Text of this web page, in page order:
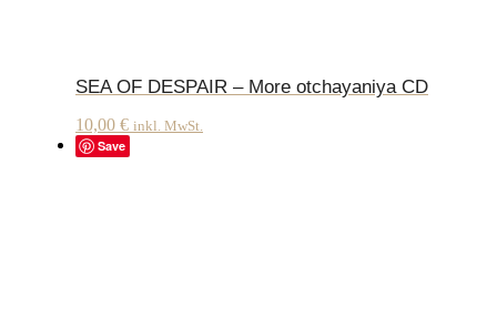
SEA OF DESPAIR – More otchayaniya CD
10,00 € inkl. MwSt.
Save